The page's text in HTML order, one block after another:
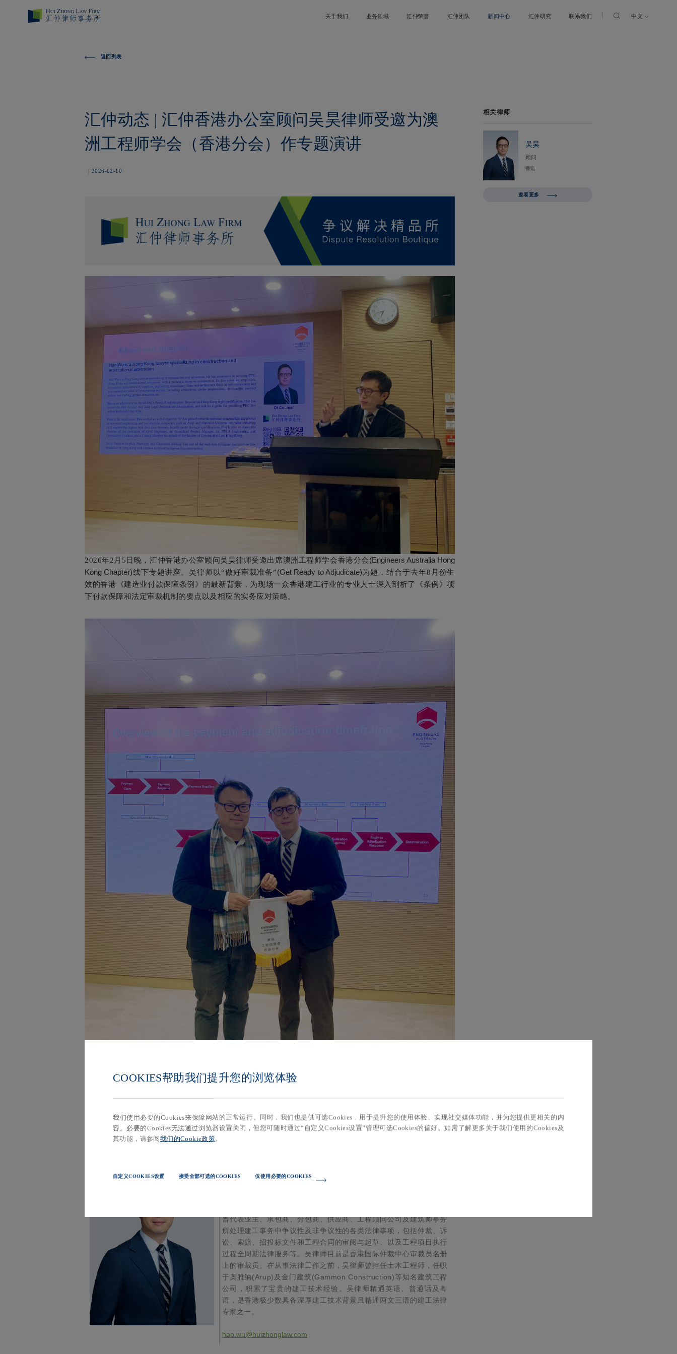
关于我们 业务领域 汇仲荣誉 汇仲团队 新闻中心 汇仲研究 联系我们 中文
返回列表
汇仲动态 | 汇仲香港办公室顾问吴昊律师受邀为澳
洲工程师学会（香港分会）作专题演讲
2026-02-10
2026年2月5日晚，汇仲香港办公室顾问吴昊律师受邀出席澳洲工程师学会香港分会(Engineers Australia Hong
Kong Chapter)线下专题讲座。吴律师以“做好审裁准备”(Get Ready to Adjudicate)为题，结合于去年8月份生
效的香港《建造业付款保障条例》的最新背景，为现场一众香港建工行业的专业人士深入剖析了《条例》项
下付款保障和法定审裁机制的要点以及相应的实务应对策略。
出席律师信息
吴昊 顾问 香港
曾代表业主、承包商、分包商、供应商、工程顾问公司及建筑师事务
所处理建工事务中争议性及非争议性的各类法律事项，包括仲裁、诉
讼、索赔、招投标文件和工程合同的审阅与起草、以及工程项目执行
过程全周期法律服务等。吴律师目前是香港国际仲裁中心审裁员名册
上的审裁员。在从事法律工作之前，吴律师曾担任土木工程师，任职
于奥雅纳 (Arup) 及金门建筑 (Gammon Construction) 等知名建筑工程
公司，积累了宝贵的建工技术经验。吴律师精通英语、普通话及粤
语，是香港极少数具备深厚建工技术背景且精通两文三语的建工法律
专家之一。
hao.wu@huizhonglaw.com
相关律师
吴昊
顾问
香港
查看更多
COOKIES帮助我们提升您的浏览体验
我们使用必要的Cookies来保障网站的正常运行。同时，我们也提供可选Cookies，用于提升您的使用体验、实现社交媒体功能，并为您提供更相关的内
容。必要的Cookies无法通过浏览器设置关闭，但您可随时通过“自定义Cookies设置”管理可选Cookies的偏好。如需了解更多关于我们使用的Cookies及
其功能，请参阅我们的Cookie政策。
自定义COOKIES设置 接受全部可选的COOKIES 仅使用必要的COOKIES